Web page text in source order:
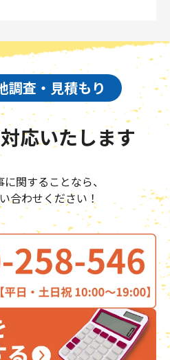
調査・見積もり
応いたします
関することなら、
合わせください！